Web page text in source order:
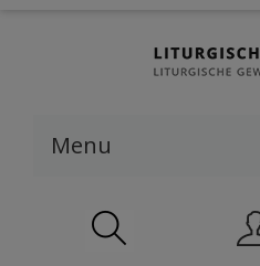
Menu